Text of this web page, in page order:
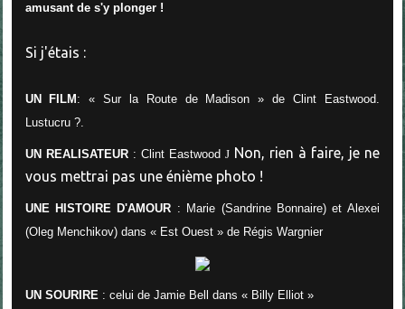
amusant de s'y plonger !
Si j'étais :
UN FILM : « Sur la Route de Madison » de Clint Eastwood.
Lustucru ?.
UN REALISATEUR: Clint Eastwood JNon, rien à faire, je ne
vous mettrai pas une énième photo !
UNE HISTOIRE D'AMOUR : Marie (Sandrine Bonnaire) et Alexei
(Oleg Menchikov) dans « Est Ouest » de Régis Wargnier
UN SOURIRE : celui de Jamie Bell dans « Billy Elliot »